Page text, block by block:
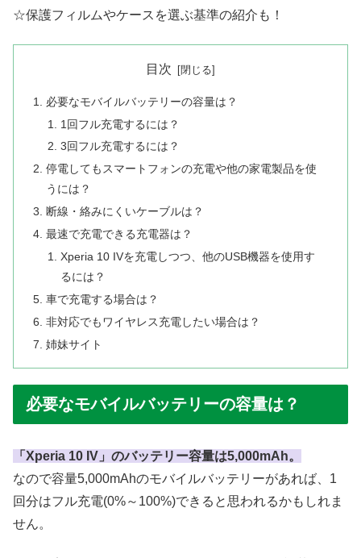
☆保護フィルムやケースを選ぶ基準の紹介も！
目次
必要なモバイルバッテリーの容量は？
1回フル充電するには？
3回フル充電するには？
停電してもスマートフォンの充電や他の家電製品を使
うには？
断線・絡みにくいケーブルは？
最速で充電できる充電器は？
Xperia 10 IVを充電しつつ、他のUSB機器を使用す
るには？
車で充電する場合は？
非対応でもワイヤレス充電したい場合は？
姉妹サイト
必要なモバイルバッテリーの容量は？
「Xperia 10 IV」のバッテリー容量は5,000mAh。
なので容量5,000mAhのモバイルバッテリーがあれば、1
回分はフル充電(0%～100%)できると思われるかもしれま
せん。